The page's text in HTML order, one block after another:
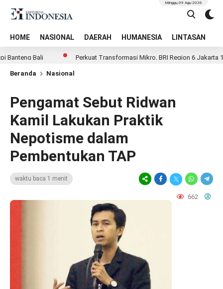
HOME NASIONAL DAERAH HUMANESIA LINTASAN
Minggu, 09 Agu 2026
Bali Perkuat Transformasi Mikro, BRI Region 6 Jakarta 1
Beranda Nasional
Pengamat Sebut Ridwan
Kamil Lakukan Praktik
Nepotisme dalam
Pembentukan TAP
waktu baca 1 menit
662